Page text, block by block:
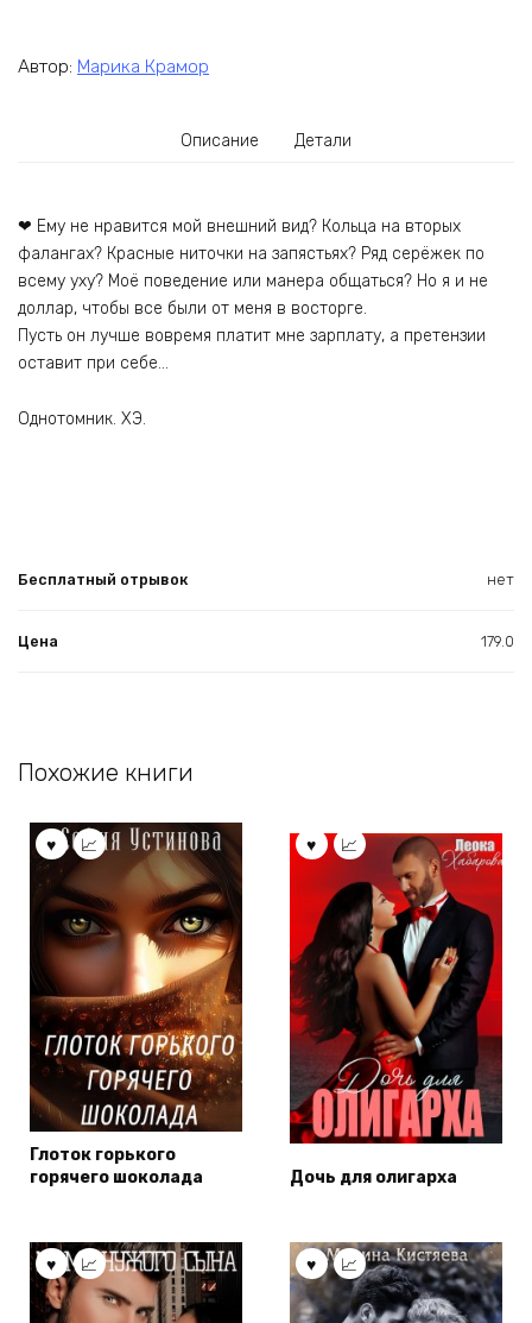
Автор: Марика Крамор
Описание Детали
❤ Ему не нравится мой внешний вид? Кольца на вторых
фалангах? Красные ниточки на запястьях? Ряд серёжек по
всему уху? Моё поведение или манера общаться? Но я и не
доллар, чтобы все были от меня в восторге.
Пусть он лучше вовремя платит мне зарплату, а претензии
оставит при себе…
Однотомник. ХЭ.
Бесплатный отрывок нет
Цена 179.0
Похожие книги
Глоток горького
горячего шоколада
Дочь для олигарха